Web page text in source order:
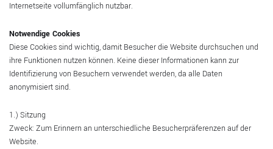
Internetseite vollumfänglich nutzbar.
Notwendige Cookies
Diese Cookies sind wichtig, damit Besucher die Website durchsuchen und
ihre Funktionen nutzen können. Keine dieser Informationen kann zur
Identifizierung von Besuchern verwendet werden, da alle Daten
anonymisiert sind.
1.) Sitzung
Zweck: Zum Erinnern an unterschiedliche Besucherpräferenzen auf der
Website.